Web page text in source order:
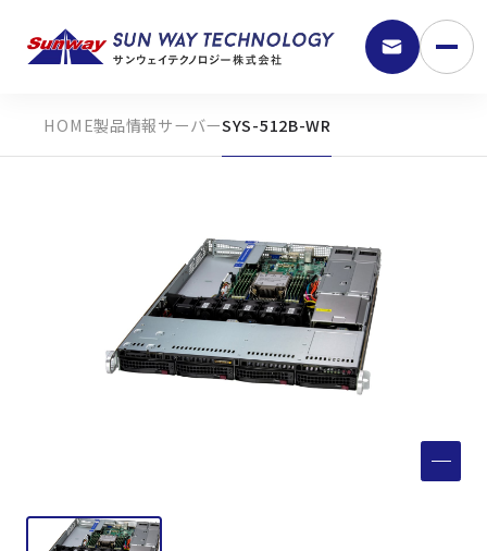
9:30 - 18:00
製品情報サーバーSYS-512B-WR